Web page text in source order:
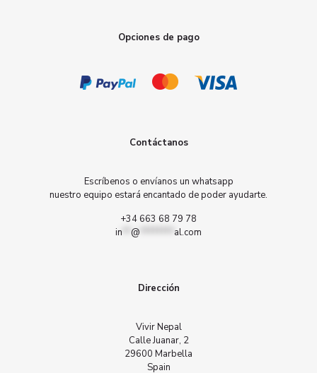
Opciones de pago
Contáctanos
Escríbenos o envíanos un whatsapp
nuestro equipo estará encantado de poder ayudarte.
+34 663 68 79 78
in
@ al.com
Dirección
Vivir Nepal
Calle Juanar, 2
29600 Marbella
Spain